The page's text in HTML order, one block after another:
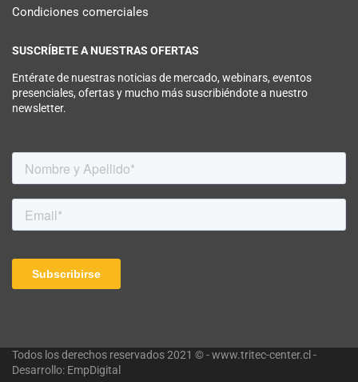
Condiciones comerciales
SUSCRÍBETE A NUESTRAS OFERTAS
Entérate de nuestras noticias de mercado, webinars, eventos
presenciales, ofertas y mucho más suscribiéndote a nuestro
newsletter.
Todos los derechos reservados 2021 © - www.tritec-center.cl -
Desarrollo: EmpDigital